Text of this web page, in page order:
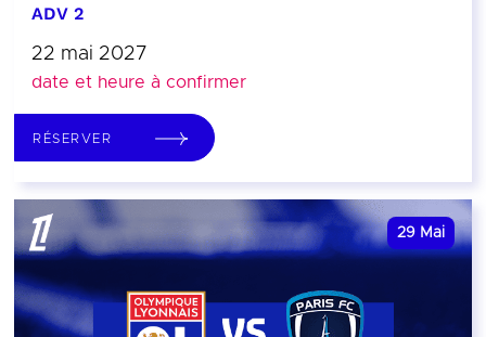
ADV 2
22 mai 2027
date et heure à confirmer
RÉSERVER
29 Mai